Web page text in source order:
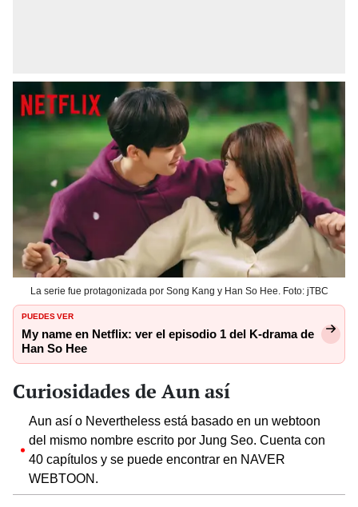
La serie fue protagonizada por Song Kang y Han So Hee. Foto: jTBC
PUEDES VER
My name en Netflix: ver el episodio 1 del K-drama de
Han So Hee
Curiosidades de Aun así
Aun así o Nevertheless está basado en un webtoon
del mismo nombre escrito por Jung Seo. Cuenta con
40 capítulos y se puede encontrar en NAVER
WEBTOON.